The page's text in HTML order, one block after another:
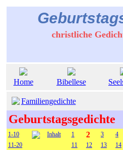
christliche
Home Bibellese
Familiengedichte
Geburtstagsgedichte
1-10 Inhalt 1 2 3 4
11-20
11 12 13 14